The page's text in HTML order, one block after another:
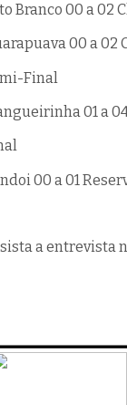
Branco 00 a 02
00 a 02
Final
01 a
00 a 01
a entrevista